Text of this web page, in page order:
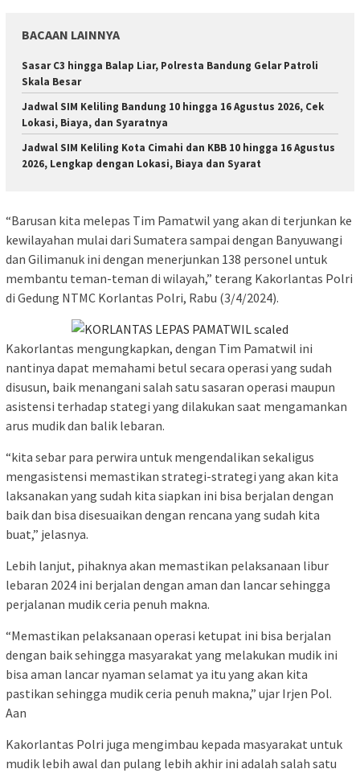
BACAAN LAINNYA
Sasar C3 hingga Balap Liar, Polresta Bandung Gelar Patroli
Skala Besar
Jadwal SIM Keliling Bandung 10 hingga 16 Agustus 2026, Cek
Lokasi, Biaya, dan Syaratnya
Jadwal SIM Keliling Kota Cimahi dan KBB 10 hingga 16 Agustus
2026, Lengkap dengan Lokasi, Biaya dan Syarat
“Barusan kita melepas Tim Pamatwil yang akan di terjunkan ke
kewilayahan mulai dari Sumatera sampai dengan Banyuwangi
dan Gilimanuk ini dengan menerjunkan 138 personel untuk
membantu teman-teman di wilayah,” terang Kakorlantas Polri
di Gedung NTMC Korlantas Polri, Rabu (3/4/2024).
Kakorlantas mengungkapkan, dengan Tim Pamatwil ini
nantinya dapat memahami betul secara operasi yang sudah
disusun, baik menangani salah satu sasaran operasi maupun
asistensi terhadap stategi yang dilakukan saat mengamankan
arus mudik dan balik lebaran.
“kita sebar para perwira untuk mengendalikan sekaligus
mengasistensi memastikan strategi-strategi yang akan kita
laksanakan yang sudah kita siapkan ini bisa berjalan dengan
baik dan bisa disesuaikan dengan rencana yang sudah kita
buat,” jelasnya.
Lebih lanjut, pihaknya akan memastikan pelaksanaan libur
lebaran 2024 ini berjalan dengan aman dan lancar sehingga
perjalanan mudik ceria penuh makna.
“Memastikan pelaksanaan operasi ketupat ini bisa berjalan
dengan baik sehingga masyarakat yang melakukan mudik ini
bisa aman lancar nyaman selamat ya itu yang akan kita
pastikan sehingga mudik ceria penuh makna,” ujar Irjen Pol.
Aan
Kakorlantas Polri juga mengimbau kepada masyarakat untuk
mudik lebih awal dan pulang lebih akhir ini adalah salah satu